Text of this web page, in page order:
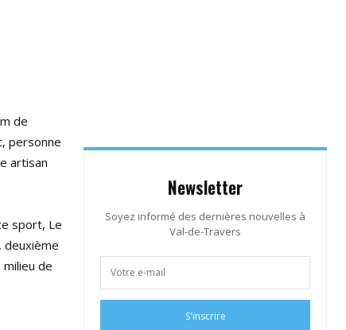
de
personne
artisan
sport, Le
deuxième
de
Newsletter
Soyez informé des dernières nouvelles à
Val-de-Travers
S'inscrire